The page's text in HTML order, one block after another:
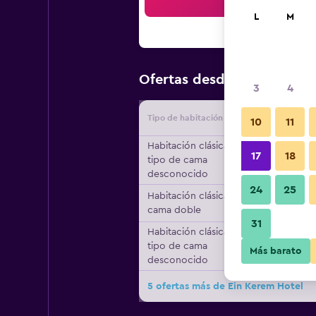
Ofertas desde Oferta
Tipo de habitación
Habitación clásica,
tipo de cama
desconocido
Habitación clásica, 1
cama doble
Habitación clásica,
tipo de cama
desconocido
5 ofertas más de Ein Kerem Hotel
L M
3 4
10 11
17 18
24 25
31
Más barato